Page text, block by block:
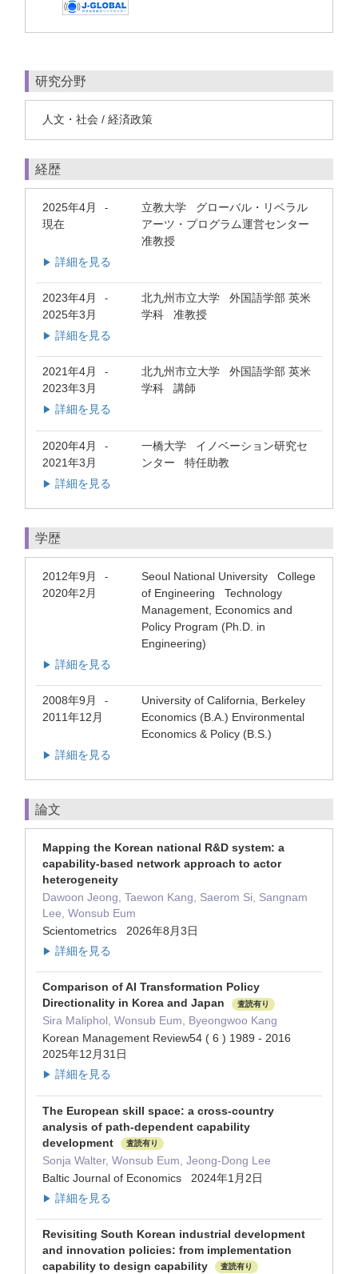
研究分野
人文・社会 / 経済政策
経歴
2025年4月 -
現在
立教大学 グローバル・リベラル
アーツ・プログラム運営センター
准教授
▶ 詳細を見る
2023年4月 -
2025年3月
北九州市立大学 外国語学部 英米
学科 准教授
▶ 詳細を見る
2021年4月 -
2023年3月
北九州市立大学 外国語学部 英米
学科 講師
▶ 詳細を見る
2020年4月 -
2021年3月
一橋大学 イノベーション研究セ
ンター 特任助教
▶ 詳細を見る
学歴
2012年9月 -
2020年2月
Seoul National University College
of Engineering Technology
Management, Economics and
Policy Program (Ph.D. in
Engineering)
▶ 詳細を見る
2008年9月 -
2011年12月
University of California, Berkeley
Economics (B.A.) Environmental
Economics & Policy (B.S.)
▶ 詳細を見る
論文
Mapping the Korean national R&D system: a
capability-based network approach to actor
heterogeneity
Dawoon Jeong, Taewon Kang, Saerom Si, Sangnam
Lee, Wonsub Eum
Scientometrics 2026年8月3日
▶ 詳細を見る
Comparison of AI Transformation Policy
Directionality in Korea and Japan
査読有り
Sira Maliphol, Wonsub Eum, Byeongwoo Kang
Korean Management Review54 ( 6 ) 1989 - 2016
2025年12月31日
▶ 詳細を見る
The European skill space: a cross-country
analysis of path-dependent capability
development
査読有り
Sonja Walter, Wonsub Eum, Jeong-Dong Lee
Baltic Journal of Economics 2024年1月2日
▶ 詳細を見る
Revisiting South Korean industrial development
and innovation policies: from implementation
capability to design capability
査読有り